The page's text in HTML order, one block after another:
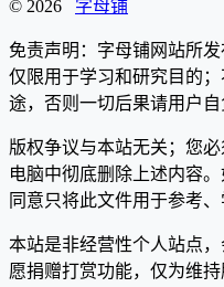
© 2026 字母铺
免责声明：字母铺网站所
仅限用于学习和研究目的
途，否则一切后果请用户
版权争议与本站无关；您
电脑中彻底删除上述内容
同意只将此文件用于参考、
本站是非经营性个人站点
愿捐赠打赏功能，仅为维